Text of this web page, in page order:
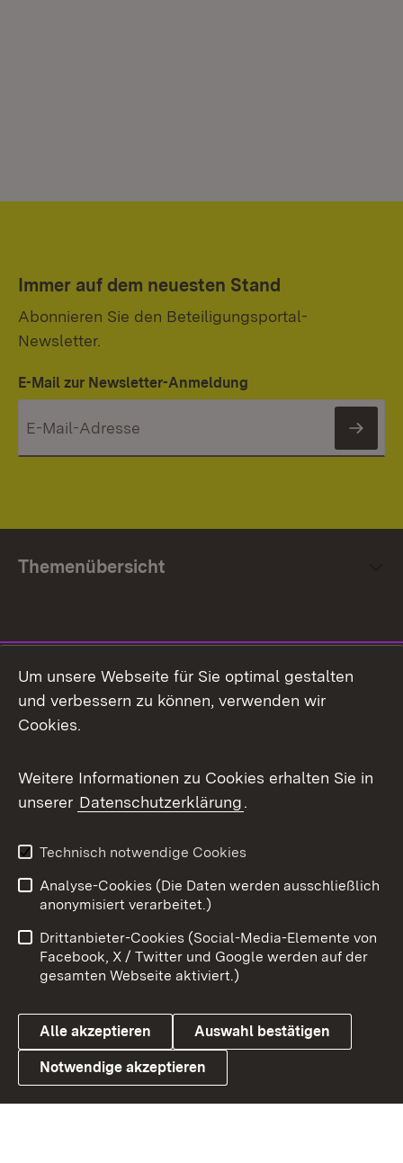
Immer auf dem neuesten Stand
Abonnieren Sie den Beteiligungsportal-
Newsletter.
E-Mail zur Newsletter-Anmeldung
Themenübersicht
Facebook
X / Twitter
Youtube
Link zum Landesportal
Impressum
Kontakt
Barrierefreiheit
Datenschutz
Cookies
Um unsere Webseite für Sie optimal gestalten
und verbessern zu können, verwenden wir
Cookies.
Weitere Informationen zu Cookies erhalten Sie in
unserer Datenschutzerklärung.
Technisch notwendige Cookies
Analyse-Cookies (Die Daten werden ausschließlich
anonymisiert verarbeitet.)
Drittanbieter-Cookies (Social-Media-Elemente von
Facebook, X / Twitter und Google werden auf der
gesamten Webseite aktiviert.)
Alle akzeptieren Auswahl bestätigen
Notwendige akzeptieren